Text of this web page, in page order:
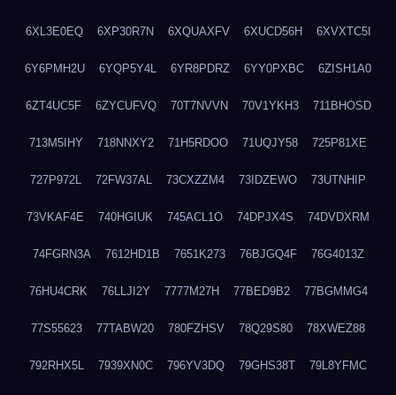
6XL3E0EQ 6XP30R7N 6XQUAXFV 6XUCD56H 6XVXTC5I
6Y6PMH2U 6YQP5Y4L 6YR8PDRZ 6YY0PXBC 6ZISH1A0
6ZT4UC5F 6ZYCUFVQ 70T7NVVN 70V1YKH3 711BHOSD
713M5IHY 718NNXY2 71H5RDOO 71UQJY58 725P81XE
727P972L 72FW37AL 73CXZZM4 73IDZEWO 73UTNHIP
73VKAF4E 740HGIUK 745ACL1O 74DPJX4S 74DVDXRM
74FGRN3A 7612HD1B 7651K273 76BJGQ4F 76G4013Z
76HU4CRK 76LLJI2Y 7777M27H 77BED9B2 77BGMMG4
77S55623 77TABW20 780FZHSV 78Q29S80 78XWEZ88
792RHX5L 7939XN0C 796YV3DQ 79GHS38T 79L8YFMC